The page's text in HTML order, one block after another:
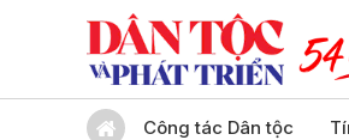
Công tác Dân tộc